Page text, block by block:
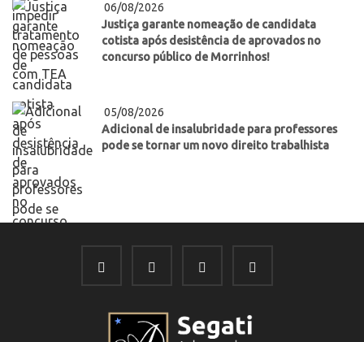
06/08/2026
Justiça garante nomeação de candidata
cotista após desistência de aprovados no
concurso público de Morrinhos!
05/08/2026
Adicional de insalubridade para professores
pode se tornar um novo direito trabalhista